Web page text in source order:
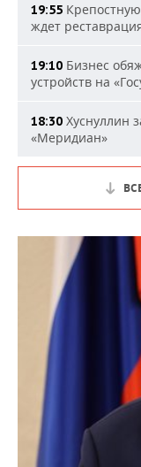
19:55
ждет
19:10 Бизнес
устройств на
18:30 Хуснуллин
«Меридиан»